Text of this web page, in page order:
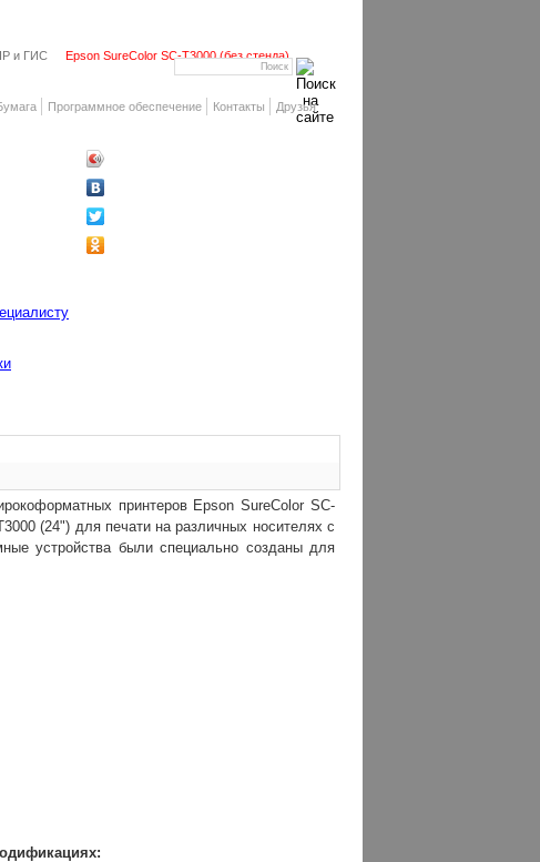
Программное обеспечение Контакты Друзья
и ГИС Epson SureColor SC-T3000 (без стенда)
принтеров Epson SureColor SC-
(24") для печати на различных носителях с
устройства были специально созданы для